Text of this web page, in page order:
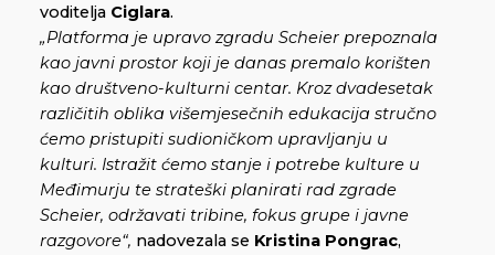
voditelja Ciglara.
„Platforma je upravo zgradu Scheier prepoznala
kao javni prostor koji je danas premalo korišten
kao društveno-kulturni centar. Kroz dvadesetak
različitih oblika višemjesečnih edukacija stručno
ćemo pristupiti sudioničkom upravljanju u
kulturi. Istražit ćemo stanje i potrebe kulture u
Međimurju te strateški planirati rad zgrade
Scheier, održavati tribine, fokus grupe i javne
razgovore“, nadovezala se Kristina Pongrac,